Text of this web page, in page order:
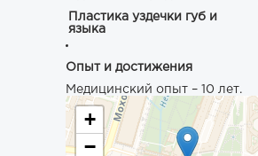
Пластика уздечки губ и
языка
Опыт и достижения
Медицинский опыт – 10 лет.
+
−